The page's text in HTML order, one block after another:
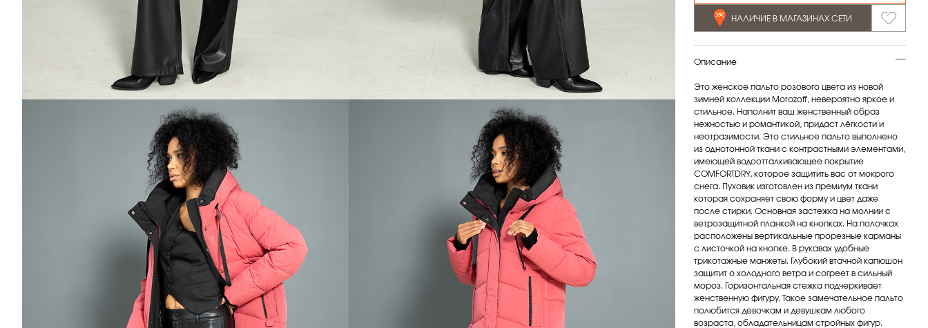
НАЛИЧИЕ В МАГАЗИНАХ СЕТИ
Описание
Это женское пальто розового цвета из новой
зимней коллекции Morozoff, невероятно яркое и
стильное. Наполнит ваш женственный образ
нежностью и романтикой, придаст лёгкости и
неотразимости. Это стильное пальто выполнено
из однотонной ткани с контрастными элементами,
имеющей водоотталкивающее покрытие
COMFORTDRY, которое защитить вас от мокрого
снега. Пуховик изготовлен из премиум ткани
которая сохраняет свою форму и цвет даже
после стирки. Основная застежка на молнии с
ветрозащитной планкой на кнопках. На полочках
расположены вертикальные прорезные карманы
с листочкой на кнопке. В рукавах удобные
трикотажные манжеты. Глубокий втачной капюшон
защитит о холодного ветра и согреет в сильный
мороз. Горизонтальная стежка подчеркивает
женственную фигуру. Такое замечательное пальто
полюбится девочкам и девушкам любого
возраста, обладательницам стройных фигур.